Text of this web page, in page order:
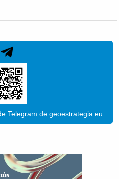
Telegram de geoestrategia.eu